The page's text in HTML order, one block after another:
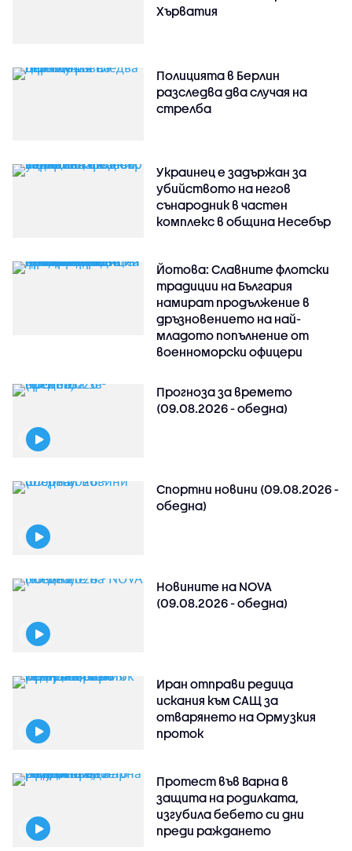
Хърватия
Полицията в Берлин
разследва два случая на
стрелба
Украинец е задържан за
убийството на негов
сънародник в частен
комплекс в община Несебър
Йотова: Славните флотски
традиции на България
намират продължение в
дръзновението на най-
младото попълнение от
военноморски офицери
Прогноза за времето
(09.08.2026 - обедна)
Спортни новини (09.08.2026 -
обедна)
Новините на NOVA
(09.08.2026 - обедна)
Иран отправи редица
искания към САЩ за
отварянето на Ормузкия
проток
Протест във Варна в
защита на родилката,
изгубила бебето си дни
преди раждането